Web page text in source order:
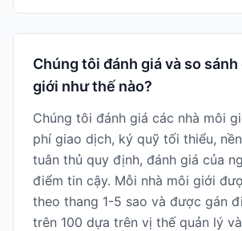
Chúng tôi đánh giá và so sánh
giới như thế nào?
Chúng tôi đánh giá các nhà môi
phí giao dịch, ký quỹ tối thiểu,
tuân thủ quy định, đánh giá của
điểm tin cậy. Mỗi nhà môi giới
theo thang 1-5 sao và được gán
trên 100 dựa trên vị thế quản lý